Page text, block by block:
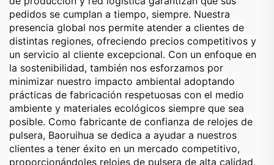
pedidos se cumplan a tiempo, siempre. Nuestra
presencia global nos permite atender a clientes de
distintas regiones, ofreciendo precios competitivos y
un servicio al cliente excepcional. Con un enfoque en
la sostenibilidad, también nos esforzamos por
minimizar nuestro impacto ambiental adoptando
prácticas de fabricación respetuosas con el medio
ambiente y materiales ecológicos siempre que sea
posible. Como fabricante de confianza de relojes de
pulsera, Baoruihua se dedica a ayudar a nuestros
clientes a tener éxito en un mercado competitivo,
proporcionándoles relojes de pulsera de alta calidad,